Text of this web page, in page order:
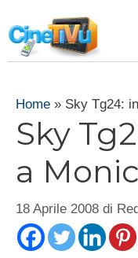
al
contenuto
Home » Sky Tg24:
Sky
a
18 Aprile 2008 di